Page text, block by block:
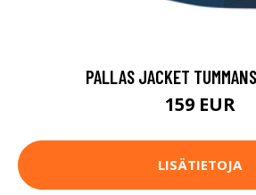
PALLAS JACKET
159 EUR
LISÄTIETOJA